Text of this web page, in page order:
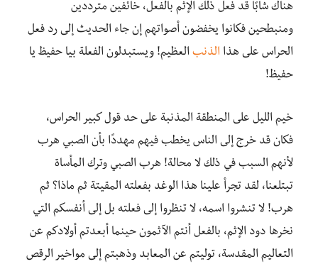
هناك شابًا قد فعل ذلك الإثم بالفعل، خائفين مترددين
ومنبطحين فكانوا يخفضون أصواتهم إن جاء الحديث إلى رد فعل
الحراس على هذا الذنب العظيم! ويستبدلون الفعلة بيا حفيظ يا
حفيظ!
خيم الليل على المنطقة المذنبة على حد قول كبير الحراس،
فكان قد خرج إلى الناس يخطب فيهم مهددًا بأن الصبي هرب
لأنهم السبب في ذلك لا محالة! هرب الصبي وترك المأساة
تبتلعنا، لقد تجرأ علينا هذا الوغد بفعلته المقيتة ثم ماذا؟ ثم
هرب! لا تنشروا اسمه، لا تنظروا إلى فعلته بل إلى أنفسكم التي
نخرها دود الإثم، بالفعل أنتم الآثمون حينما أبعدتم أولادكم عن
التعاليم المقدسة، توليتم عن المعابد وذهبتم إلى مواخير الرقص